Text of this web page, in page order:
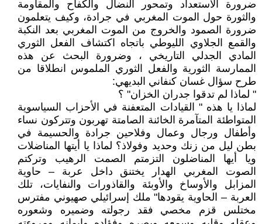
ضرورة الاستعداد وتمحور النضال والكفاح والمقاومة
والثورة حول الموت المغربي في جرادة، وكيف يتعلمون
ضرورة الصمود والخروج من الموت المغربي بعد النكبة
والقمع الجلاوي الليوطي باتجاه اكتشاف الفعل الثوري
المادي الجدلي التاريخي ، وضرورة البحث عن هذه
الممارسة الثورية والفعل الثوري الملموس انطلاقا من
طرح سؤال غسان كنفاني البديهي:
" لماذا لم تدقوا جدران الخزان" ؟
لماذا يا هذه " القيادات المتعفنة في الأحزاب السياسوية
المتواطئة المتآمرة الخائنة الصامتة تهربون وتتركون نساء
وأطفال ورجال وعمال وفلاحين جرادة والحسيمة في
بطن ليل من زنك وحديد وفولاذ؟ لماذا يا أيتها المناضلات
ويا أيها المناضلون التزمتم الصمت الرهيب وتركتم
الصوت المغربي الهدار يختنق داخل عربة – حاوية
المزابل والأوساخ والأوبئة والقاذورات والنفايات، تلك
العربة – الحاوية يقودها" ملك إسرائيلي صهيوني مفترس
مختلس قزم مخصي فقد رجولته وضميره وشعوره